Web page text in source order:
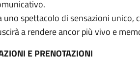
uno spettacolo di sensazioni unico,
a rendere ancor più vivo e
E PRENOTAZIONI